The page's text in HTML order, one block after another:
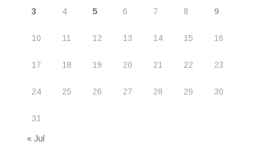
3 4 5 6 7 8 9
10 11 12 13 14 15 16
17 18 19 20 21 22 23
24 25 26 27 28 29 30
31
« Jul